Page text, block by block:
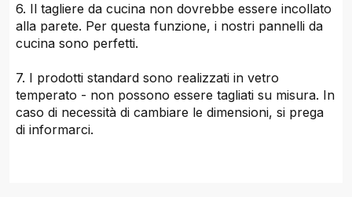
6. Il tagliere da cucina non dovrebbe essere incollato
alla parete. Per questa funzione, i nostri pannelli da
cucina sono perfetti.
7. I prodotti standard sono realizzati in vetro
temperato - non possono essere tagliati su misura. In
caso di necessità di cambiare le dimensioni, si prega
di informarci.